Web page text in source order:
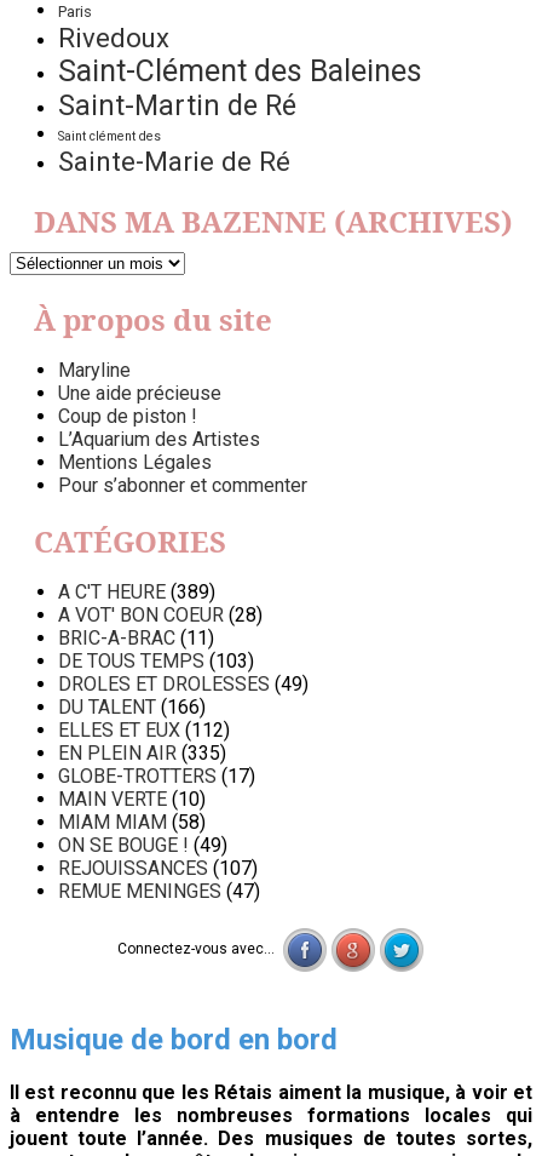
Paris
Rivedoux
Saint-Clément des Baleines
Saint-Martin de Ré
Saint clément des
Sainte-Marie de Ré
DANS MA BAZENNE (ARCHIVES)
DANS
BAZENNE
(ARCHIVES)
À propos du site
Maryline
Une aide précieuse
Coup de piston !
L’Aquarium des Artistes
Mentions Légales
Pour s’abonner et commenter
CATÉGORIES
A C'T HEURE (389)
A VOT' BON COEUR (28)
BRIC-A-BRAC (11)
DE TOUS TEMPS (103)
DROLES ET DROLESSES (49)
DU TALENT (166)
ELLES ET EUX (112)
EN PLEIN AIR (335)
GLOBE-TROTTERS (17)
MAIN VERTE (10)
MIAM MIAM (58)
ON SE BOUGE ! (49)
REJOUISSANCES (107)
REMUE MENINGES (47)
Connectez-vous avec...
Musique de bord en bord
Il est reconnu que les Rétais aiment la musique, à voir et
à entendre les nombreuses formations locales qui
jouent toute l’année. Des musiques de toutes sortes,